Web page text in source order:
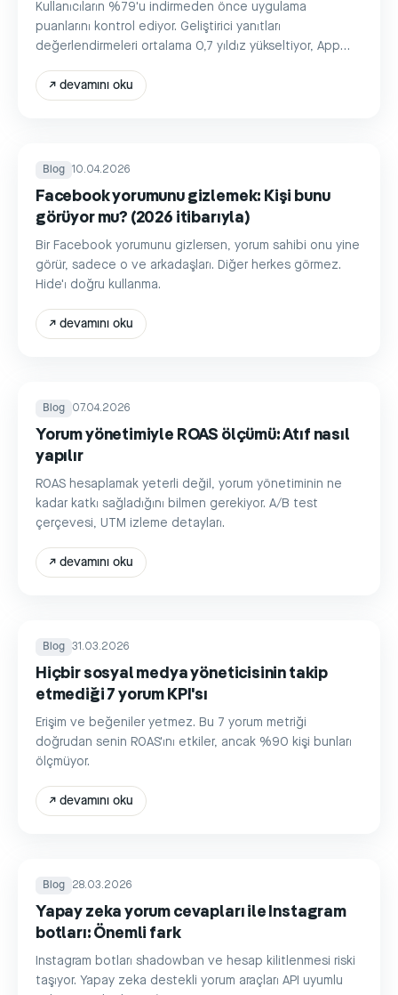
Kullanıcıların %79'u indirmeden önce uygulama
puanlarını kontrol ediyor. Geliştirici yanıtları
değerlendirmeleri ortalama 0,7 yıldız yükseltiyor, App
↗ devamını oku
Blog 10.04.2026
Facebook yorumunu gizlemek: Kişi bunu
görüyor mu? (2026 itibarıyla)
Bir Facebook yorumunu gizlersen, yorum sahibi onu yine
görür, sadece o ve arkadaşları. Diğer herkes görmez.
Hide'ı doğru kullanma.
↗ devamını oku
Blog 07.04.2026
Yorum yönetimiyle ROAS ölçümü: Atıf nasıl
yapılır
ROAS hesaplamak yeterli değil, yorum yönetiminin ne
kadar katkı sağladığını bilmen gerekiyor. A/B test
çerçevesi, UTM izleme detayları.
↗ devamını oku
Blog 31.03.2026
Hiçbir sosyal medya yöneticisinin takip
etmediği 7 yorum KPI'sı
Erişim ve beğeniler yetmez. Bu 7 yorum metriği
doğrudan senin ROAS'ını etkiler, ancak %90 kişi bunları
ölçmüyor.
↗ devamını oku
Blog 28.03.2026
Yapay zeka yorum cevapları ile Instagram
botları: Önemli fark
Instagram botları shadowban ve hesap kilitlenmesi riski
taşıyor. Yapay zeka destekli yorum araçları API uyumlu